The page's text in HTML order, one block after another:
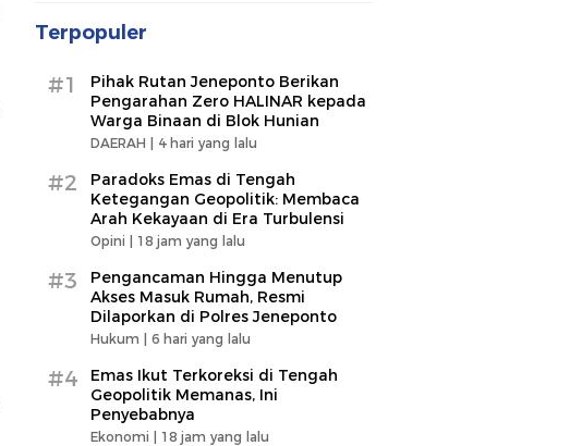
Terpopuler
#1
Pihak Rutan Jeneponto Berikan
Pengarahan Zero HALINAR kepada
Warga Binaan di Blok Hunian
DAERAH | 4 hari yang lalu
#2
Paradoks Emas di Tengah
Ketegangan Geopolitik: Membaca
Arah Kekayaan di Era Turbulensi
Opini | 18 jam yang lalu
#3
Pengancaman Hingga Menutup
Akses Masuk Rumah, Resmi
Dilaporkan di Polres Jeneponto
Hukum | 6 hari yang lalu
#4
Emas Ikut Terkoreksi di Tengah
Geopolitik Memanas, Ini
Penyebabnya
Ekonomi | 18 jam yang lalu